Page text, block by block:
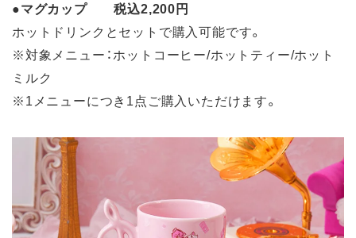
●マグカップ 税込2,200円
ホットドリンクとセットで購入可能です。
※対象メニュー：ホットコーヒー/ホットティー/ホット
ミルク
※1メニューにつき1点ご購入いただけます。